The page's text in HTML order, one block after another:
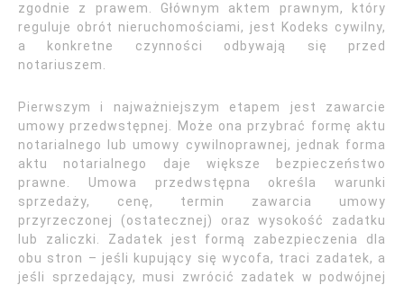
zgodnie z prawem. Głównym aktem prawnym, który
reguluje obrót nieruchomościami, jest Kodeks cywilny,
a konkretne czynności odbywają się przed
notariuszem.
Pierwszym i najważniejszym etapem jest zawarcie
umowy przedwstępnej. Może ona przybrać formę aktu
notarialnego lub umowy cywilnoprawnej, jednak forma
aktu notarialnego daje większe bezpieczeństwo
prawne. Umowa przedwstępna określa warunki
sprzedaży, cenę, termin zawarcia umowy
przyrzeczonej (ostatecznej) oraz wysokość zadatku
lub zaliczki. Zadatek jest formą zabezpieczenia dla
obu stron – jeśli kupujący się wycofa, traci zadatek, a
jeśli sprzedający, musi zwrócić zadatek w podwójnej